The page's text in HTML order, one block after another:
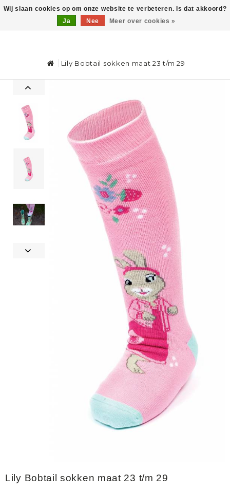
0
Lily Bobtail sokken maat 23 t/m 29
Lily Bobtail sokken maat 23 t/m 29
Wij slaan cookies op om onze website te verbeteren. Is dat akkoord?
Ja
Nee Meer over cookies »